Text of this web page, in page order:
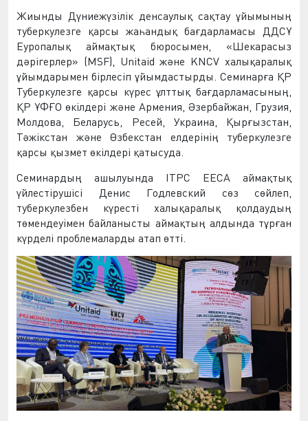
Жиынды Дүниежүзілік денсаулық сақтау ұйымының
туберкулезге қарсы жаһандық бағдарламасы ДДСҰ
Еуропалық аймақтық бюросымен, «Шекарасыз
дәрігерлер» (MSF), Unitaid және KNCV халықаралық
ұйымдарымен бірлесіп ұйымдастырды. Семинарға ҚР
Туберкулезге қарсы күрес ұлттық бағдарламасының,
ҚР ҰФҒО өкілдері және Армения, Әзербайжан, Грузия,
Молдова, Беларусь, Ресей, Украина, Қырғызстан,
Тәжікстан және Өзбекстан елдерінің туберкулезге
қарсы қызмет өкілдері қатысуда.
Семинардың ашылуында ITPC EECA аймақтық
үйлестірушісі Денис Годлевский сөз сөйлеп,
туберкулезбен күресті халықаралық қолдаудың
төмендеуімен байланысты аймақтың алдында тұрған
күрделі проблемаларды атап өтті.